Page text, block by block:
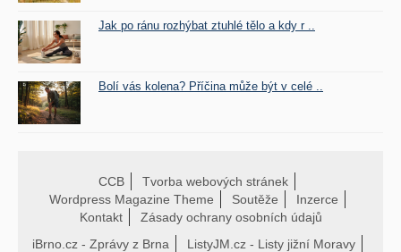
Jak po ránu rozhýbat ztuhlé tělo a kdy r ..
Bolí vás kolena? Příčina může být v celé ..
CCB
Tvorba webových stránek
Wordpress Magazine Theme
Soutěže
Inzerce
Kontakt
Zásady ochrany osobních údajů
iBrno.cz - Zprávy z Brna
ListyJM.cz - Listy jižní Moravy